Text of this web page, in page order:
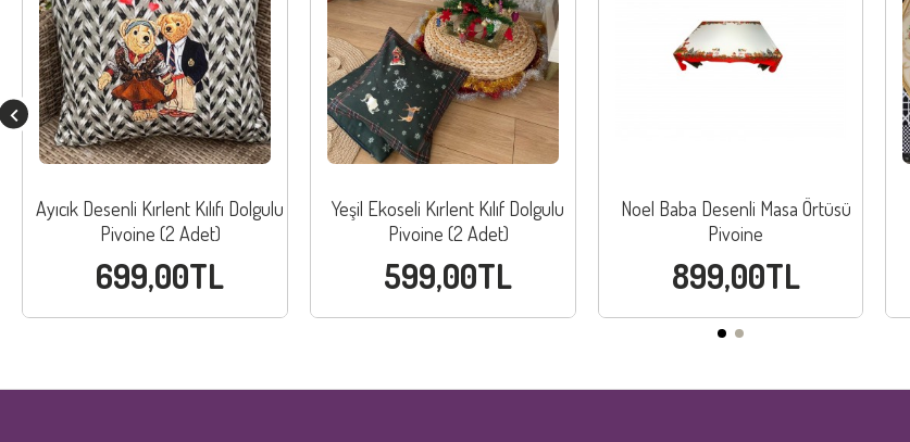
Ayıcık Desenli Kırlent Kılıfı Dolgulu
Pivoine (2 Adet)
699,00TL
Yeşil Ekoseli Kırlent Kılıf Dolgulu
Pivoine (2 Adet)
599,00TL
Noel Baba Desenli Masa Örtüsü
Pivoine
899,00TL